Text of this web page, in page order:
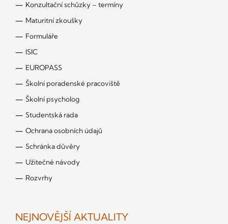
Konzultační schůzky – termíny
Maturitní zkoušky
Formuláře
ISIC
EUROPASS
Školní poradenské pracoviště
Školní psycholog
Studentská rada
Ochrana osobních údajů
Schránka důvěry
Užitečné návody
Rozvrhy
NEJNOVĚJŠÍ AKTUALITY